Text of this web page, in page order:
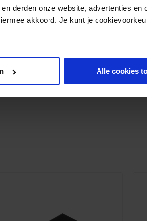
derden onze website, advertenties en
akkoord. Je kunt je
Alle cookies